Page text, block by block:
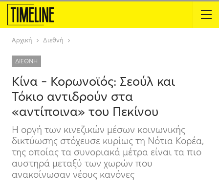
Αρχική Διεθνή
ΔΙΕΘΝΉ
Κίνα – Κορωνοϊός: Σεούλ και
Τόκιο αντιδρούν στα
«αντίποινα» του Πεκίνου
Η οργή των κινεζικών μέσων κοινωνικής
δικτύωσης στόχευσε κυρίως τη Νότια Κορέα,
της οποίας τα συνοριακά μέτρα είναι τα πιο
αυστηρά μεταξύ των χωρών που
ανακοίνωσαν νέους κανόνες